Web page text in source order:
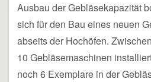
Ausbau der Gebläsekapazität
sich für den Bau eines neuen
abseits der Hochöfen.
10 Gebläsemaschinen
noch 6 Exemplare in der